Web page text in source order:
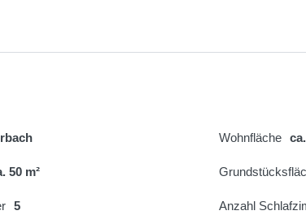
Wohnfläche
50 m²
5 Anzahl